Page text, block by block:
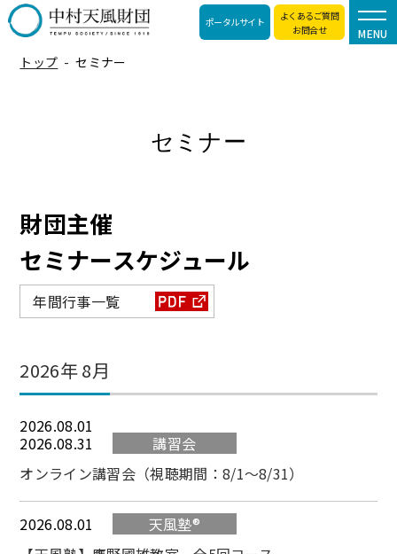
ポータルサイト
よくあるご質問
お問合せ
MENU
トップ セミナー
セミナー
財団主催
セミナースケジュール
年間行事一覧
2026年 8月
2026.08.01
2026.08.31
講習会
オンライン講習会（視聴期間：8/1～8/31）
2026.08.01
天風塾®